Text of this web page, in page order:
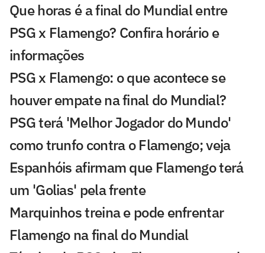
Que horas é a final do Mundial entre
PSG x Flamengo? Confira horário e
informações
PSG x Flamengo: o que acontece se
houver empate na final do Mundial?
PSG terá 'Melhor Jogador do Mundo'
como trunfo contra o Flamengo; veja
Espanhóis afirmam que Flamengo terá
um 'Golias' pela frente
Marquinhos treina e pode enfrentar
Flamengo na final do Mundial